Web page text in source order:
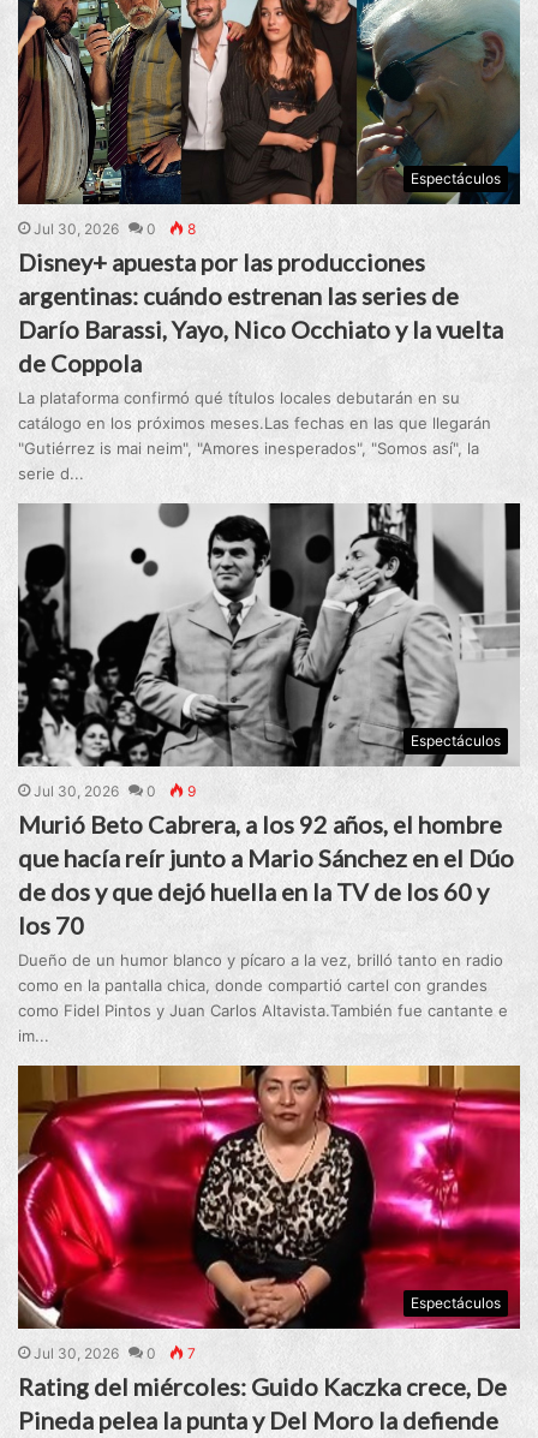
Espectáculos
Jul 30, 2026 0 8
Disney+ apuesta por las producciones
argentinas: cuándo estrenan las series de
Darío Barassi, Yayo, Nico Occhiato y la vuelta
de Coppola
La plataforma confirmó qué títulos locales debutarán en su
catálogo en los próximos meses.Las fechas en las que llegarán
"Gutiérrez is mai neim", "Amores inesperados", "Somos así", la
serie d...
Espectáculos
Jul 30, 2026 0 9
Murió Beto Cabrera, a los 92 años, el hombre
que hacía reír junto a Mario Sánchez en el Dúo
de dos y que dejó huella en la TV de los 60 y
los 70
Dueño de un humor blanco y pícaro a la vez, brilló tanto en radio
como en la pantalla chica, donde compartió cartel con grandes
como Fidel Pintos y Juan Carlos Altavista.También fue cantante e
im...
Espectáculos
Jul 30, 2026 0 7
Rating del miércoles: Guido Kaczka crece, De
Pineda pelea la punta y Del Moro la defiende